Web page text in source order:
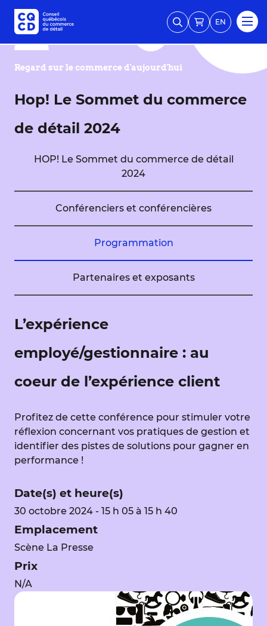
EN
Regard sur le commerce d'aujourd'hui
Hop! Le Sommet du commerce
de détail 2024
HOP! Le Sommet du commerce de détail
2024
Conférenciers et conférencières
Programmation
Partenaires et exposants
L’expérience
employé/gestionnaire : au
coeur de l’expérience client
Profitez de cette conférence pour stimuler votre
réflexion concernant vos pratiques de gestion et
identifier des pistes de solutions pour gagner en
performance !
Date(s) et heure(s)
30 octobre 2024 - 15 h 05 à 15 h 40
Emplacement
Scène La Presse
Prix
N/A